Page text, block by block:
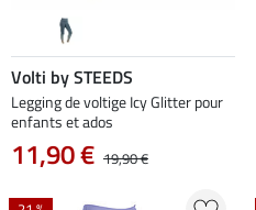
Volti by STEEDS
Legging de voltige Icy Glitter pour
enfants et ados
11,90 € 19,90 €